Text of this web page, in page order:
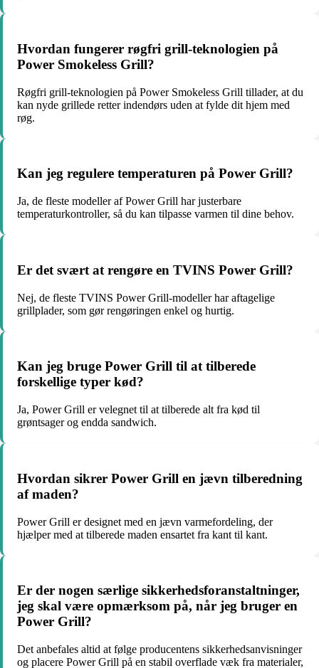
Hvordan fungerer røgfri grill-teknologien på
Power Smokeless Grill?
Røgfri grill-teknologien på Power Smokeless Grill tillader, at du
kan nyde grillede retter indendørs uden at fylde dit hjem med
røg.
Kan jeg regulere temperaturen på Power Grill?
Ja, de fleste modeller af Power Grill har justerbare
temperaturkontroller, så du kan tilpasse varmen til dine behov.
Er det svært at rengøre en TVINS Power Grill?
Nej, de fleste TVINS Power Grill-modeller har aftagelige
grillplader, som gør rengøringen enkel og hurtig.
Kan jeg bruge Power Grill til at tilberede
forskellige typer kød?
Ja, Power Grill er velegnet til at tilberede alt fra kød til
grøntsager og endda sandwich.
Hvordan sikrer Power Grill en jævn tilberedning
af maden?
Power Grill er designet med en jævn varmefordeling, der
hjælper med at tilberede maden ensartet fra kant til kant.
Er der nogen særlige sikkerhedsforanstaltninger,
jeg skal være opmærksom på, når jeg bruger en
Power Grill?
Det anbefales altid at følge producentens sikkerhedsanvisninger
og placere Power Grill på en stabil overflade væk fra materialer,